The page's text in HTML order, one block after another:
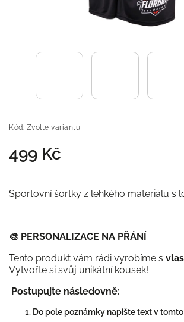
Kód: Zvolte variantu
499 Kč
Sportovní šortky z lehkého materiálu s
🎨 PERSONALIZACE NA PŘÁNÍ
Tento produkt vám rádi vyrobíme s
Vytvořte si svůj unikátní kousek!
Postupujte následovně:
Do pole poznámky napište text v